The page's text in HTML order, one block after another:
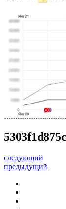
следующий
предыдущий